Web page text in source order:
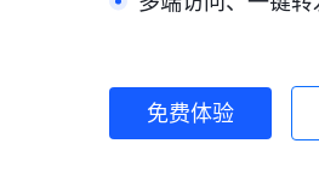
免费体验